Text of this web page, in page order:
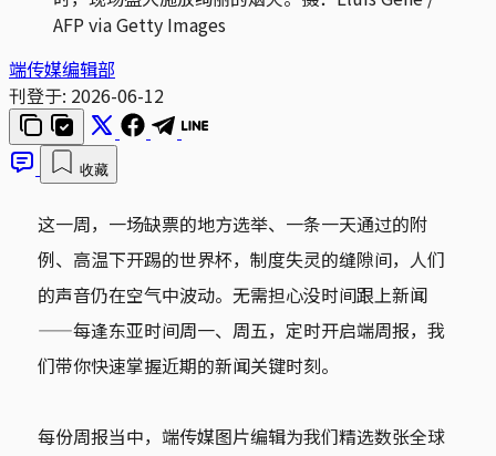
AFP via Getty Images
端传媒编辑部
刊登于: 2026-06-12
收藏
这一周，一场缺票的地方选举、一条一天通过的附
例、高温下开踢的世界杯，制度失灵的缝隙间，人们
的声音仍在空气中波动。无需担心没时间跟上新闻
——每逢东亚时间周一、周五，定时开启端周报，我
们带你快速掌握近期的新闻关键时刻。
每份周报当中，端传媒图片编辑为我们精选数张全球